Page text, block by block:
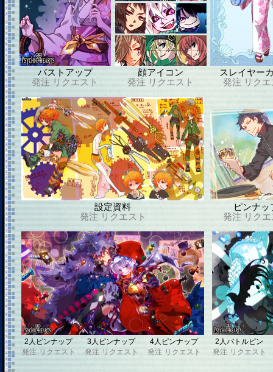
バストアップ
発注 リクエスト
顔アイコン
発注 リクエスト
スレイヤー
発注 リク
設定資料
発注 リクエスト
ピンナッ
発注 リク
2人ピンナップ
発注 リクエスト
3人ピンナップ
発注 リクエスト
4人ピンナップ
発注 リクエスト
2人バトルピン
発注 リクエスト